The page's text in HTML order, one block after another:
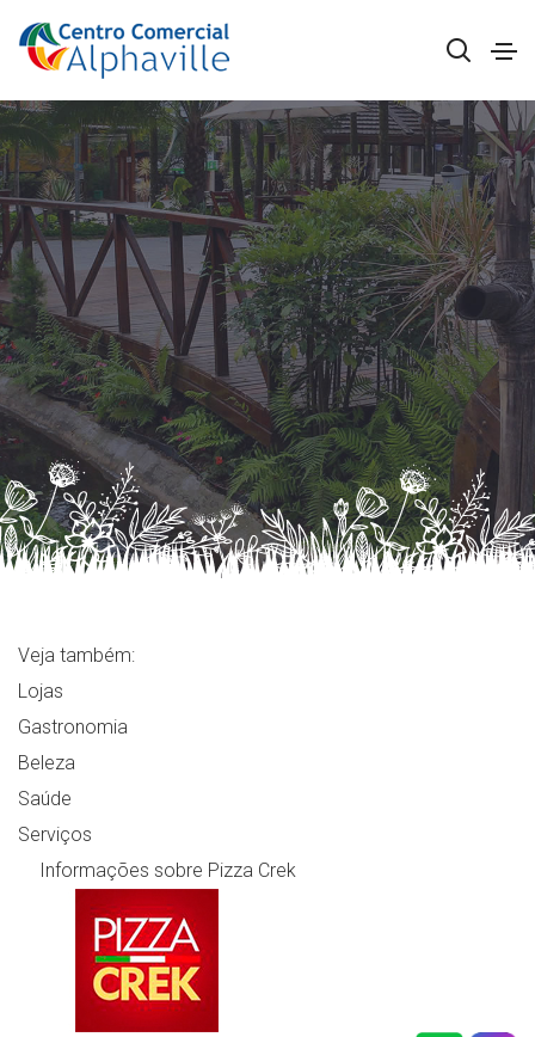
Veja também:
Lojas
Gastronomia
Beleza
Saúde
Serviços
Informações sobre Pizza Crek